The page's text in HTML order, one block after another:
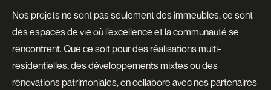
Nos projets ne sont pas seulement des immeubles, ce sont
des espaces de vie où l’excellence et la communauté se
rencontrent. Que ce soit pour des réalisations multi-
résidentielles, des développements mixtes ou des
rénovations patrimoniales, on collabore avec nos partenaires